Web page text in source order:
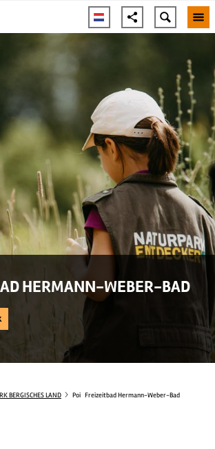
HERMANN-WEBER-BAD
BERGISCHES LAND Poi Freizeitbad Hermann-Weber-Bad